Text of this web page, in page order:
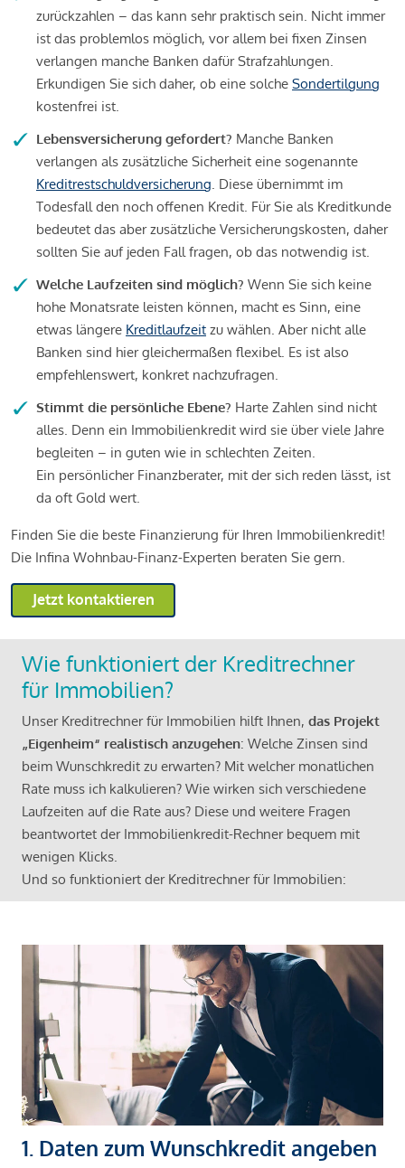
zurückzahlen – das kann sehr praktisch sein. Nicht immer
ist das problemlos möglich, vor allem bei fixen Zinsen
verlangen manche Banken dafür Strafzahlungen.
Erkundigen Sie sich daher, ob eine solche Sondertilgung
kostenfrei ist.
Lebensversicherung gefordert? Manche Banken
verlangen als zusätzliche Sicherheit eine sogenannte
Kreditrestschuldversicherung. Diese übernimmt im
Todesfall den noch offenen Kredit. Für Sie als Kreditkunde
bedeutet das aber zusätzliche Versicherungskosten, daher
sollten Sie auf jeden Fall fragen, ob das notwendig ist.
Welche Laufzeiten sind möglich? Wenn Sie sich keine
hohe Monatsrate leisten können, macht es Sinn, eine
etwas längere Kreditlaufzeit zu wählen. Aber nicht alle
Banken sind hier gleichermaßen flexibel. Es ist also
empfehlenswert, konkret nachzufragen.
Stimmt die persönliche Ebene? Harte Zahlen sind nicht
alles. Denn ein Immobilienkredit wird sie über viele Jahre
begleiten – in guten wie in schlechten Zeiten.
Ein persönlicher Finanzberater, mit der sich reden lässt, ist
da oft Gold wert.
Finden Sie die beste Finanzierung für Ihren Immobilienkredit!
Die Infina Wohnbau-Finanz-Experten beraten Sie gern.
Jetzt kontaktieren
Wie funktioniert der Kreditrechner
für Immobilien?
Unser Kreditrechner für Immobilien hilft Ihnen, das Projekt
„Eigenheim“ realistisch anzugehen: Welche Zinsen sind
beim Wunschkredit zu erwarten? Mit welcher monatlichen
Rate muss ich kalkulieren? Wie wirken sich verschiedene
Laufzeiten auf die Rate aus? Diese und weitere Fragen
beantwortet der Immobilienkredit-Rechner bequem mit
wenigen Klicks.
Und so funktioniert der Kreditrechner für Immobilien:
1. Daten zum Wunschkredit angeben